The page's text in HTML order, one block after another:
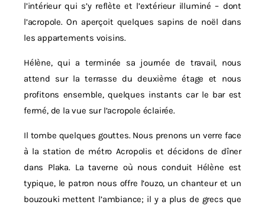
l’intérieur qui s’y reflète et l’extérieur illuminé – dont
l’acropole. On aperçoit quelques sapins de noël dans
les appartements voisins.
Hélène, qui a terminée sa journée de travail, nous
attend sur la terrasse du deuxième étage et nous
profitons ensemble, quelques instants car le bar est
fermé, de la vue sur l’acropole éclairée.
Il tombe quelques gouttes. Nous prenons un verre face
à la station de métro Acropolis et décidons de dîner
dans Plaka. La taverne où nous conduit Hélène est
typique, le patron nous offre l’ouzo, un chanteur et un
bouzouki mettent l’ambiance; il y a plus de grecs que